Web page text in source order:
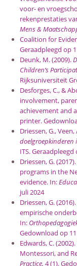
voor- en
rekenprestaties
Mens &
Coalition for
Geraadpleegd op
Deunk, M. (2009).
Children’s
Rijksuniversiteit
Desforges, C., &
involvement,
achievement and
printer.
Driessen, G.,
doelgroepkinderen
ITS. Geraadpleegd
Driessen, G.
programs in the
evidence. In:
juli 2024
Driessen, G.
empirische
In:
Gedownload op
Edwards, C.
Montessori, and
Practice, 4 (1).